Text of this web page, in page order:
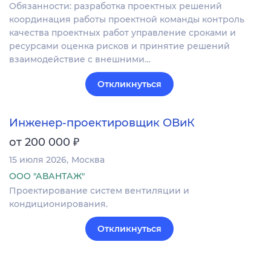
Обязанности: разработка проектных решений
координация работы проектной команды контроль
качества проектных работ управление сроками и
ресурсами оценка рисков и принятие решений
взаимодействие с внешними…
Откликнуться
Инженер-проектировщик ОВиК
от 200 000 ₽
15 июля 2026 Москва
ООО "АВАНТАЖ"
Проектирование систем вентиляции и
кондиционирования.
Откликнуться